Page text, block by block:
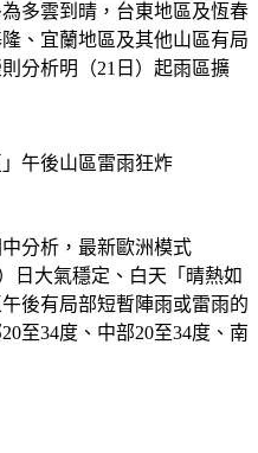
多雲到晴，台東地區及恆春
、宜蘭地區及其他山區有局
分析明（21日）起雨區擴
午後山區雷雨狂炸
分析，最新歐洲模式
日大氣穩定、白天「晴熱如
後有局部短暫陣雨或雷雨的
至34度、中部20至34度、南